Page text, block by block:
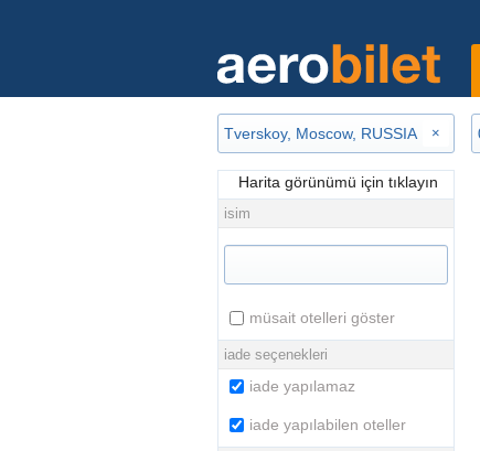
×
Harita görünümü için tıklayın
isim
müsait otelleri göster
iade seçenekleri
iade yapılamaz
iade yapılabilen oteller